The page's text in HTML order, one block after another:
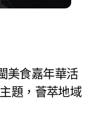
美食嘉年華活
題，薈萃地域